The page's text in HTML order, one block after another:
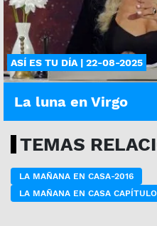
ASÍ ES TU DÍA | 22-08-2025
La luna en Virgo
TEMAS
LA MAÑANA EN CASA-2016
LA MAÑANA EN CASA